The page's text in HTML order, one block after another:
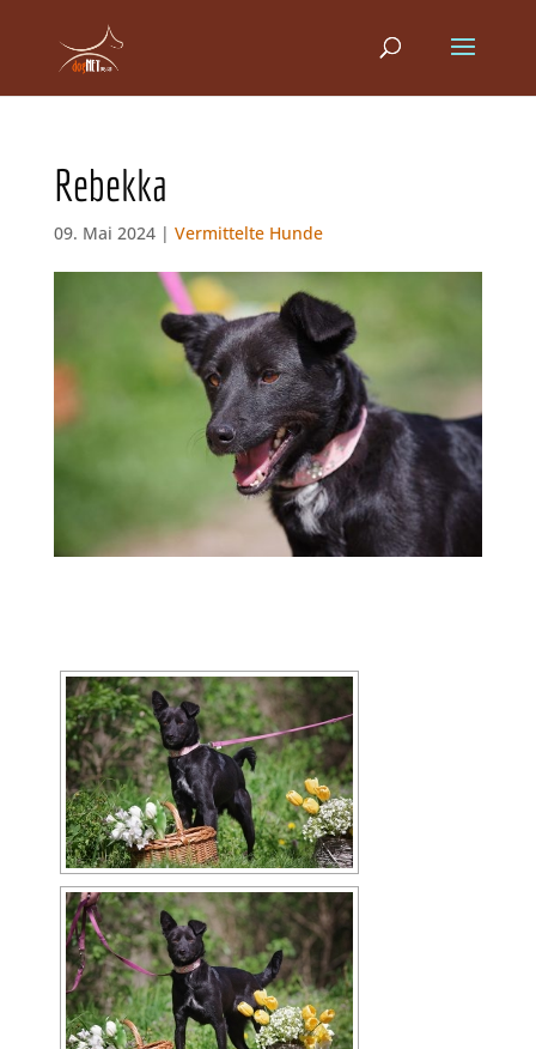
Rebekka
09. Mai 2024 | Vermittelte Hunde